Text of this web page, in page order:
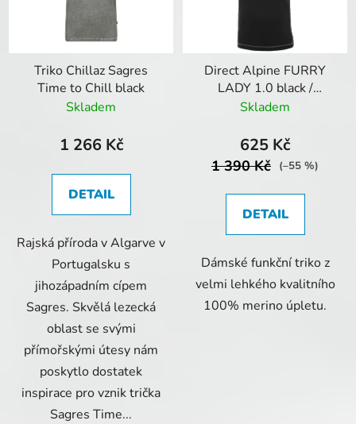
Triko Chillaz Sagres
Time to Chill black
Skladem
1 266 Kč
DETAIL
Rajská příroda v Algarve v
Portugalsku s
jihozápadním cípem
Sagres. Skvělá lezecká
oblast se svými
přímořskými útesy nám
poskytlo dostatek
inspirace pro vznik trička
Sagres Time...
Direct Alpine FURRY
LADY 1.0 black /
anthracit
Skladem
625 Kč
1 390 Kč (–55 %)
DETAIL
Dámské funkční triko z
velmi lehkého kvalitního
100% merino úpletu.